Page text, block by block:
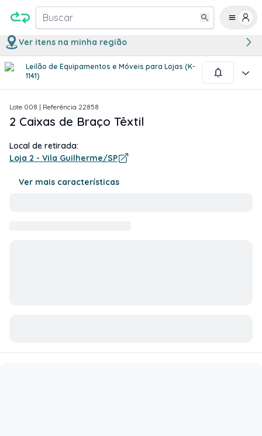
Buscar
Ver itens na minha região
Leilão de Equipamentos e Móveis para Lojas (K-
1141)
1/1
Lote 008 | Referência 22858
2 Caixas de Braço Têxtil
Local de retirada:
Loja 2 - Vila Guilherme/SP
Ver mais características